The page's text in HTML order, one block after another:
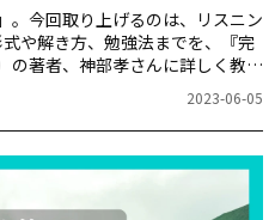
。今回取り上げるのは、リスニン
や解き方、勉強法までを、『完
の著者、神部孝さんに詳しく教え
2023-06-05